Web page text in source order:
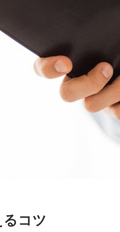
コツ